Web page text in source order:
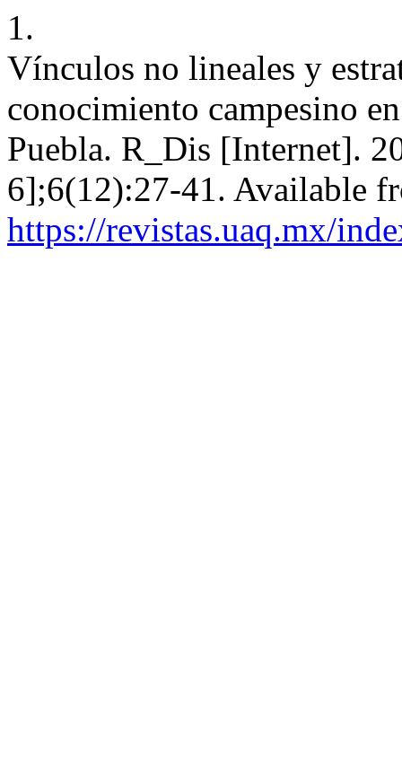
1.
Vínculos no lineales y
conocimiento campesino
Puebla. R_Dis [Internet].
6];6(12):27-41. Available
https://revistas.uaq.mx/